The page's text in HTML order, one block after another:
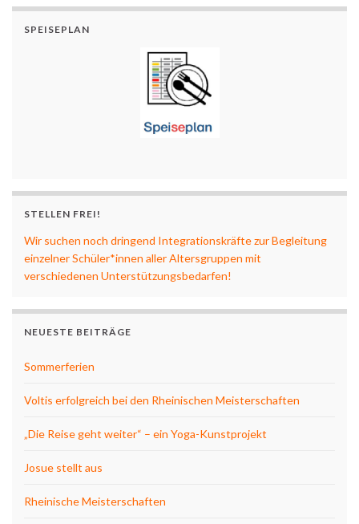
SPEISEPLAN
STELLEN FREI!
Wir suchen noch dringend Integrationskräfte zur Begleitung
einzelner Schüler*innen aller Altersgruppen mit
verschiedenen Unterstützungsbedarfen!
NEUESTE BEITRÄGE
Sommerferien
Voltis erfolgreich bei den Rheinischen Meisterschaften
„Die Reise geht weiter“ – ein Yoga-Kunstprojekt
Josue stellt aus
Rheinische Meisterschaften